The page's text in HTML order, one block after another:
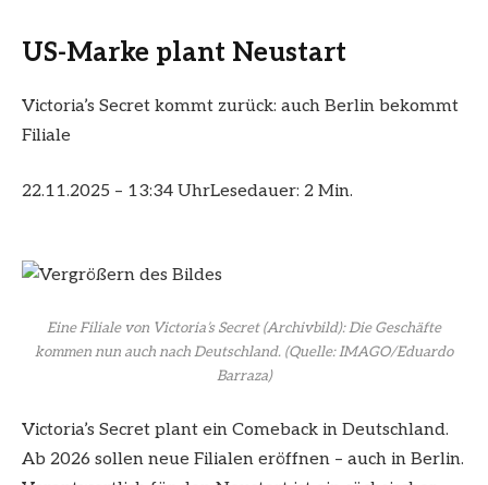
US-Marke plant Neustart
Victoria’s Secret kommt zurück: auch Berlin bekommt
Filiale
22.11.2025 – 13:34 UhrLesedauer: 2 Min.
Eine Filiale von Victoria’s Secret (Archivbild): Die Geschäfte
kommen nun auch nach Deutschland. (Quelle: IMAGO/Eduardo
Barraza)
Victoria’s Secret plant ein Comeback in Deutschland.
Ab 2026 sollen neue Filialen eröffnen – auch in Berlin.